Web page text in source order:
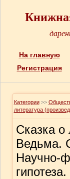
На главную
Регистрация
Категории >>
литература
Сказка о
Ведьма.
Научно-